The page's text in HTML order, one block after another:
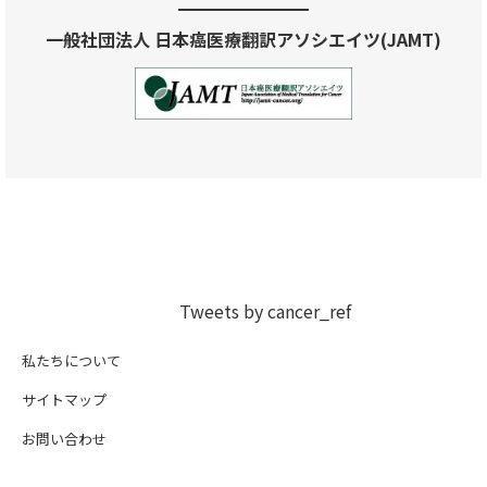
一般社団法人 日本癌医療翻訳アソシエイツ(JAMT)
Tweets by cancer_ref
私たちについて
サイトマップ
お問い合わせ